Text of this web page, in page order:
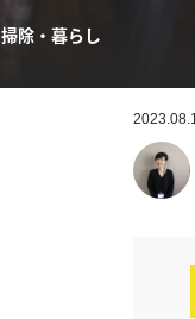
掃除・暮らし